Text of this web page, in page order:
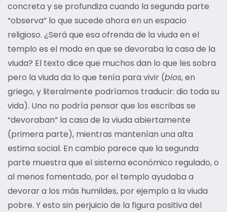
concreta y se profundiza cuando la segunda parte
“observa” lo que sucede ahora en un espacio
religioso. ¿Será que esa ofrenda de la viuda en el
templo es el modo en que se devoraba la casa de la
viuda? El texto dice que muchos dan lo que les sobra
pero la viuda da lo que tenía para vivir (bios, en
griego, y literalmente podríamos traducir: dio toda su
vida). Uno no podría pensar que los escribas se
“devoraban” la casa de la viuda abiertamente
(primera parte), mientras mantenían una alta
estima social. En cambio parece que la segunda
parte muestra que el sistema económico regulado, o
al menos fomentado, por el templo ayudaba a
devorar a los más humildes, por ejemplo a la viuda
pobre. Y esto sin perjuicio de la figura positiva del